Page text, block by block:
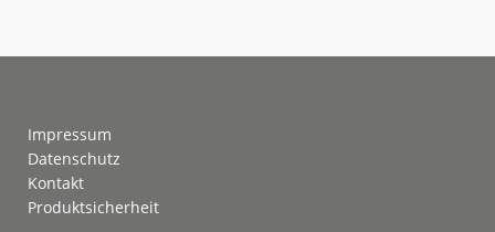
Impressum
Datenschutz
Kontakt
Produktsicherheit